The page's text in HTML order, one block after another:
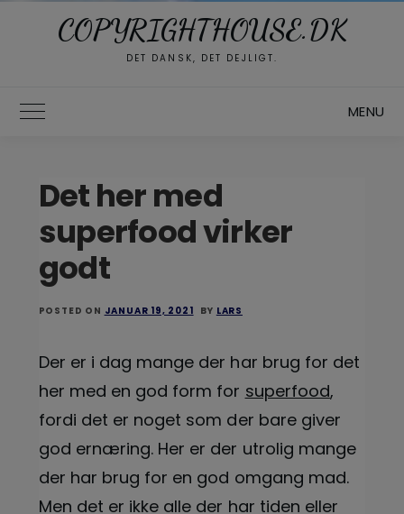
COPYRIGHTHOUSE.DK
DET DANSK, DET DEJLIGT.
Toggle Main Menu MENU
Det her med
superfood virker
godt
POSTED ON JANUAR 19, 2021 BY LARS
Der er i dag mange der har brug for det
her med en god form for superfood,
fordi det er noget som der bare giver
god ernæring. Her er der utrolig mange
der har brug for en god omgang mad.
Men det er ikke alle der har tiden eller